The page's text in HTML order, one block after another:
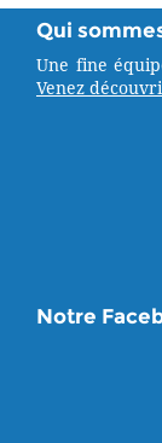
Qui
Une fine
Venez
Notre